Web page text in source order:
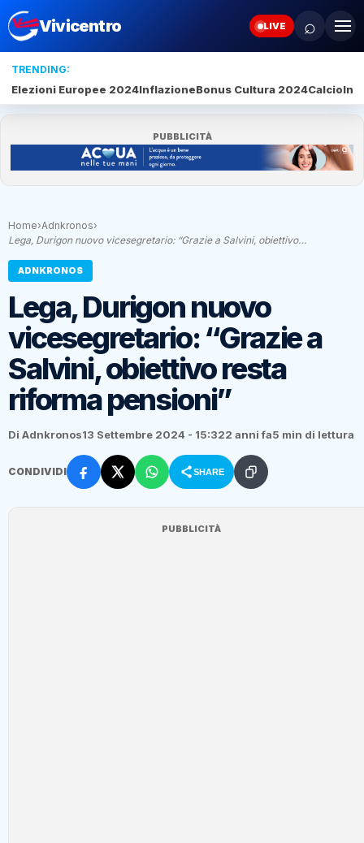
Vivicentro LIVE ⌕
TRENDING:
Elezioni Europee 2024InflazioneBonus Cultura 2024Calcio
PUBBLICITÀ
Home›Adnkronos›
Lega, Durigon nuovo vicesegretario: “Grazie a Salvini, obiettivo…
ADNKRONOS
Lega, Durigon nuovo
vicesegretario: “Grazie a
Salvini, obiettivo resta
riforma pensioni”
Di Adnkronos13 Settembre 2024 - 15:322 anni fa5 min di lettura
CONDIVIDI SHARE
PUBBLICITÀ